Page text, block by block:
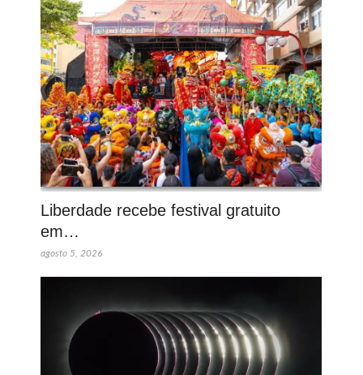
Liberdade recebe festival gratuito
em…
agosto 5, 2026